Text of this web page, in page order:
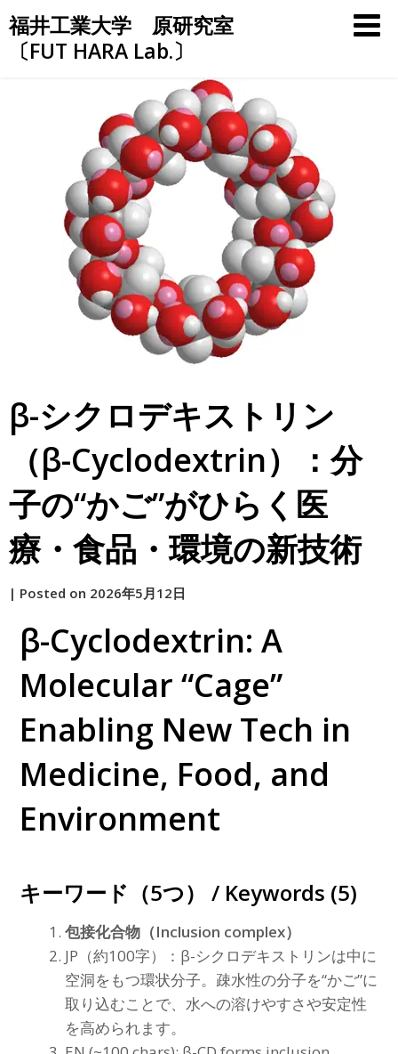
Skip
to
content
福井工業大学 原研究室
〔FUT HARA Lab.〕
β-シクロデキストリン
（β-Cyclodextrin）：分
子の“かご”がひらく医
療・食品・環境の新技術
by
| Posted on 2026年5月12日
β-Cyclodextrin: A
Molecular “Cage”
Enabling New Tech in
Medicine, Food, and
Environment
キーワード（5つ） / Keywords (5)
包接化合物（Inclusion complex）
JP（約100字）：β-シクロデキストリンは中に
空洞をもつ環状分子。疎水性の分子を“かご”に
取り込むことで、水への溶けやすさや安定性
を高められます。